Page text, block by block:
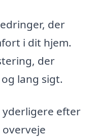
der
i dit hjem.
der
lang sigt.
efter